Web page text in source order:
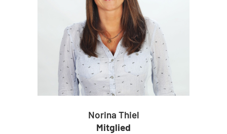
Norina Thiel
Mitglied